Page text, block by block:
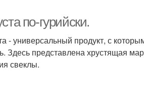
по-гурийски.
- универсальный продукт, с
Здесь представлена хрустящая
свеклы.